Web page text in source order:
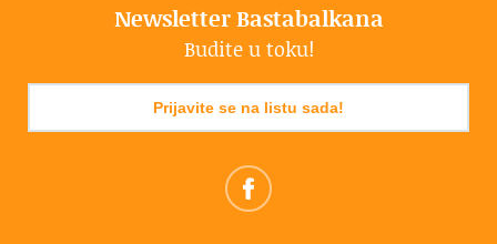
Newsletter Bastabalkana
Budite u toku!
Prijavite se na listu sada!